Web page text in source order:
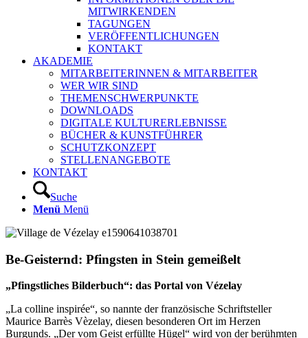
MITWIRKENDEN
TAGUNGEN
VERÖFFENTLICHUNGEN
KONTAKT
AKADEMIE
MITARBEITERINNEN & MITARBEITER
WER WIR SIND
THEMENSCHWERPUNKTE
DOWNLOADS
DIGITALE KULTURERLEBNISSE
BÜCHER & KUNSTFÜHRER
SCHUTZKONZEPT
STELLENANGEBOTE
KONTAKT
Suche
Menü Menü
Be-Geisternd: Pfingsten in Stein gemeißelt
„Pfingstliches Bilderbuch“: das Portal von Vézelay
„La colline inspirée“, so nannte der französische Schriftsteller
Maurice Barrès Vèzelay, diesen besonderen Ort im Herzen
Burgunds. „Der vom Geist erfüllte Hügel“ wird von der berühmten